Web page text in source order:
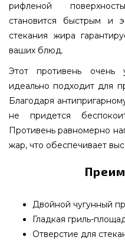
рифленой
становится быстрым и
стекания жира
ваших блюд.
Этот противень очень
идеально подходит для
Благодаря
не придется
Противень равномерно
жар, что обеспечивает
Двойной чугунный
Гладкая гриль-
Отверстие для